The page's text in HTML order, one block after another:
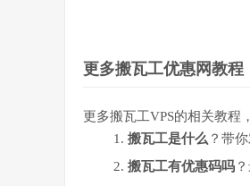
更多搬瓦工优惠网教程
更多搬瓦工VPS的相关教程
搬瓦工是什么 ？带
搬瓦工有优惠码吗